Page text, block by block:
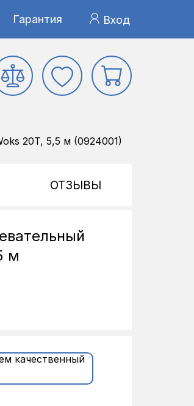
Гарантия Вход
20T, 5,5 м (0924001)
ОТЗЫВЫ
м
качественный